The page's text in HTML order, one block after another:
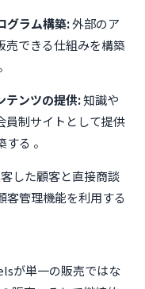
グラム構築:外部のア
売できる仕組みを構築
テンツの提供:知識や
員制サイトとして提供
る 。
した顧客と直接商談
客管理機能を利用する
が単一の販売ではな